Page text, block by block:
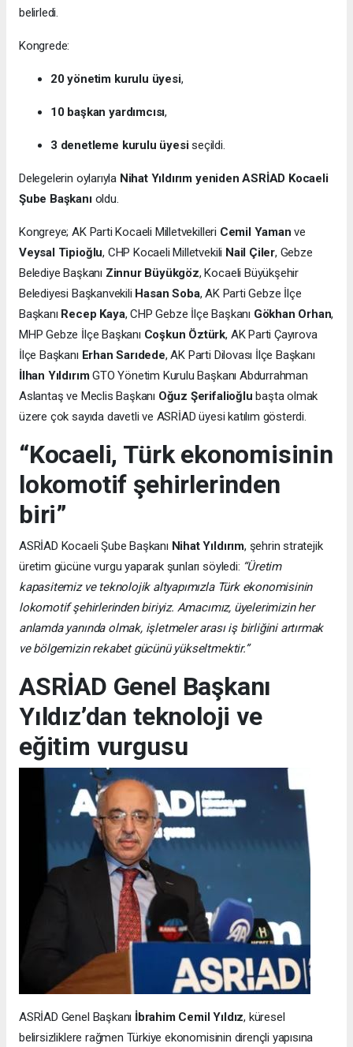
belirledi.
Kongrede:
20 yönetim kurulu üyesi,
10 başkan yardımcısı,
3 denetleme kurulu üyesiseçildi.
Delegelerin oylarıyla Nihat Yıldırım yeniden ASRİAD Kocaeli
Şube Başkanıoldu.
Kongreye; AK Parti Kocaeli Milletvekilleri Cemil Yaman ve
Veysal Tipioğlu, CHP Kocaeli Milletvekili Nail Çiler, Gebze
Belediye Başkanı Zinnur Büyükgöz, Kocaeli Büyükşehir
Belediyesi Başkanvekili Hasan Soba, AK Parti Gebze İlçe
Başkanı Recep Kaya, CHP Gebze İlçe Başkanı Gökhan Orhan,
MHP Gebze İlçe Başkanı Coşkun Öztürk, AK Parti Çayırova
İlçe Başkanı Erhan Sarıdede, AK Parti Dilovası İlçe Başkanı
İlhan YıldırımGTO Yönetim Kurulu Başkanı Abdurrahman
Aslantaş ve Meclis Başkanı Oğuz Şerifalioğlu başta olmak
üzere çok sayıda davetli ve ASRİAD üyesi katılım gösterdi.
“Kocaeli, Türk ekonomisinin
lokomotif şehirlerinden
biri”
ASRİAD Kocaeli Şube Başkanı Nihat Yıldırım, şehrin stratejik
üretim gücüne vurgu yaparak şunları söyledi: “Üretim
kapasitemiz ve teknolojik altyapımızla Türk ekonomisinin
lokomotif şehirlerinden biriyiz. Amacımız, üyelerimizin her
anlamda yanında olmak, işletmeler arası iş birliğini artırmak
ve bölgemizin rekabet gücünü yükseltmektir.”
ASRİAD Genel Başkanı
Yıldız’dan teknoloji ve
eğitim vurgusu
ASRİAD Genel Başkanı İbrahim Cemil Yıldız, küresel
belirsizliklere rağmen Türkiye ekonomisinin dirençli yapısına